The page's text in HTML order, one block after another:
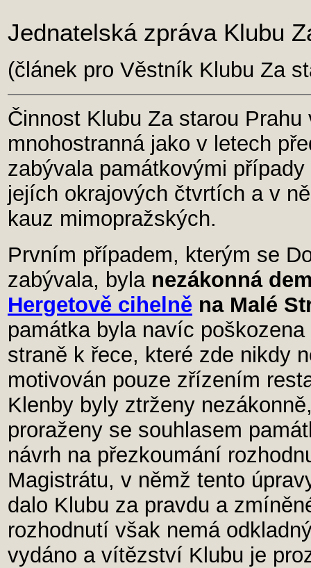
Jednatelská zpráva Klubu
(článek pro Věstník Klubu Za
Činnost Klubu Za starou
mnohostranná jako v letech
zabývala památkovými
jejích okrajových čtvrtích a v
kauz mimopražských.
Prvním případem, kterým se
zabývala, byla nezákonná
Hergetově cihelně na Malé
památka byla navíc
straně k řece, které zde nikdy
motivován pouze zřízením
Klenby byly ztrženy
proraženy se souhlasem
návrh na přezkoumání
Magistrátu, v němž tento
dalo Klubu za pravdu a
rozhodnutí však nemá
vydáno a vítězství Klubu je